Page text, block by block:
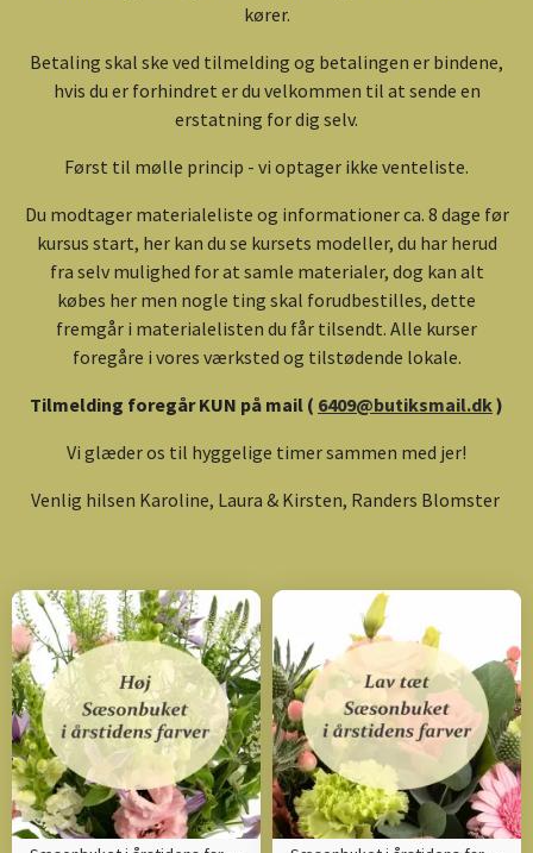
kører.
Betaling skal ske ved tilmelding og betalingen er bindene,
hvis du er forhindret er du velkommen til at sende en
erstatning for dig selv.
Først til mølle princip - vi optager ikke venteliste.
Du modtager materialeliste og informationer ca. 8 dage før
kursus start, her kan du se kursets modeller, du har herud
fra selv mulighed for at samle materialer, dog kan alt
købes her men nogle ting skal forudbestilles, dette
fremgår i materialelisten du får tilsendt. Alle kurser
foregåre i vores værksted og tilstødende lokale.
Tilmelding foregår KUN på mail ( 6409@butiksmail.dk)
Vi glæder os til hyggelige timer sammen med jer!
Venlig hilsen Karoline, Laura & Kirsten, Randers Blomster